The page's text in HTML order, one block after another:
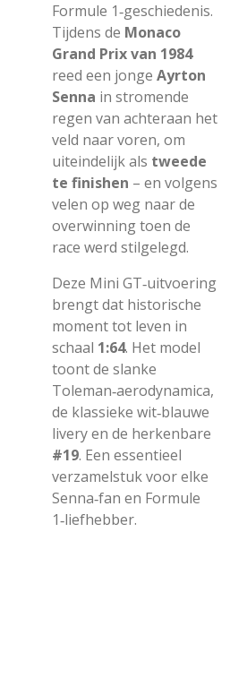
Formule 1‑geschiedenis.
Tijdens de Monaco
Grand Prix van 1984
reed een jonge Ayrton
Senna in stromende
regen van achteraan het
veld naar voren, om
uiteindelijk als tweede
te finishen – en volgens
velen op weg naar de
overwinning toen de
race werd stilgelegd.
Deze Mini GT‑uitvoering
brengt dat historische
moment tot leven in
schaal 1:64. Het model
toont de slanke
Toleman‑aerodynamica,
de klassieke wit‑blauwe
livery en de herkenbare
#19. Een essentieel
verzamelstuk voor elke
Senna‑fan en Formule
1‑liefhebber.